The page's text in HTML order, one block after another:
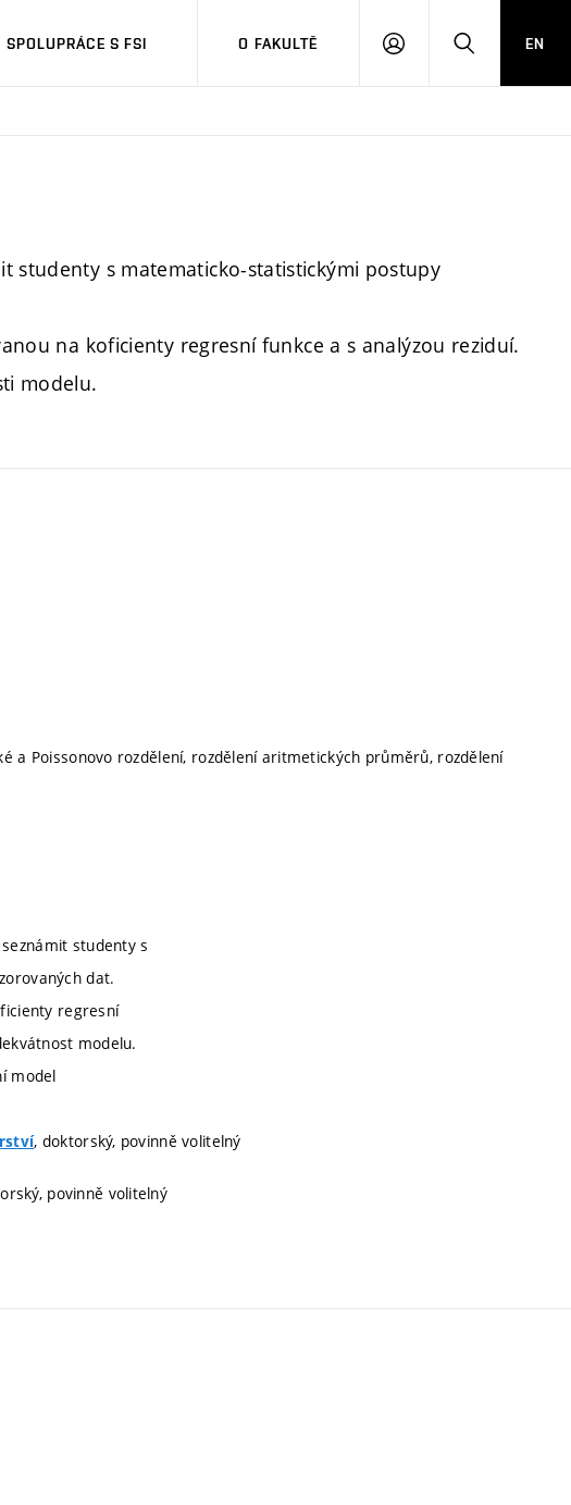
SPOLUPRÁCE S FSI O FAKULTĚ
PŘIHLÁŠENÍHLEDAT
EN
studenty s matematicko-statistickými postupy
na koficienty regresní funkce a s analýzou reziduí.
modelu.
a Poissonovo rozdělení, rozdělení aritmetických průměrů, rozdělení
studenty s
dat.
regresní
modelu.
model
, doktorský, povinně volitelný
povinně volitelný